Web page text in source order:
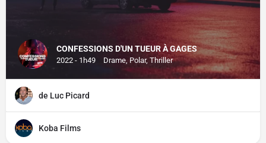
CONFESSIONS D'UN TUEUR À GAGES
2022 - 1h49 Drame, Polar, Thriller
de Luc Picard
Koba Films